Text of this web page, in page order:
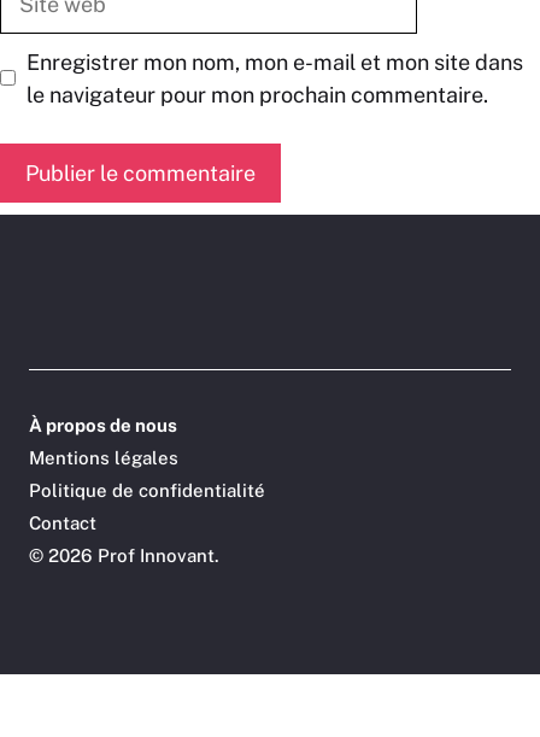
Enregistrer mon nom, mon e-mail et mon site dans
le navigateur pour mon prochain commentaire.
© 2026 Prof Innovant.
À propos de nous
Mentions légales
Politique de confidentialité
Contact